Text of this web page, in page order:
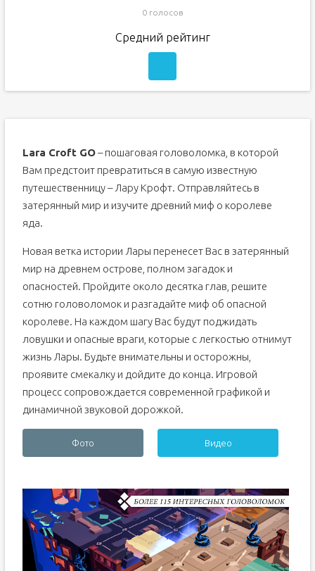
0 голосов
Средний рейтинг
Lara Croft GO– пошаговая головоломка, в которой
Вам предстоит превратиться в самую известную
путешественницу – Лару Крофт. Отправляйтесь в
затерянный мир и изучите древний миф о королеве
яда.
Новая ветка истории Лары перенесет Вас в затерянный
мир на древнем острове, полном загадок и
опасностей. Пройдите около десятка глав, решите
сотню головоломок и разгадайте миф об опасной
королеве. На каждом шагу Вас будут поджидать
ловушки и опасные враги, которые с легкостью отнимут
жизнь Лары. Будьте внимательны и осторожны,
проявите смекалку и дойдите до конца. Игровой
процесс сопровождается современной графикой и
динамичной звуковой дорожкой.
Фото Видео